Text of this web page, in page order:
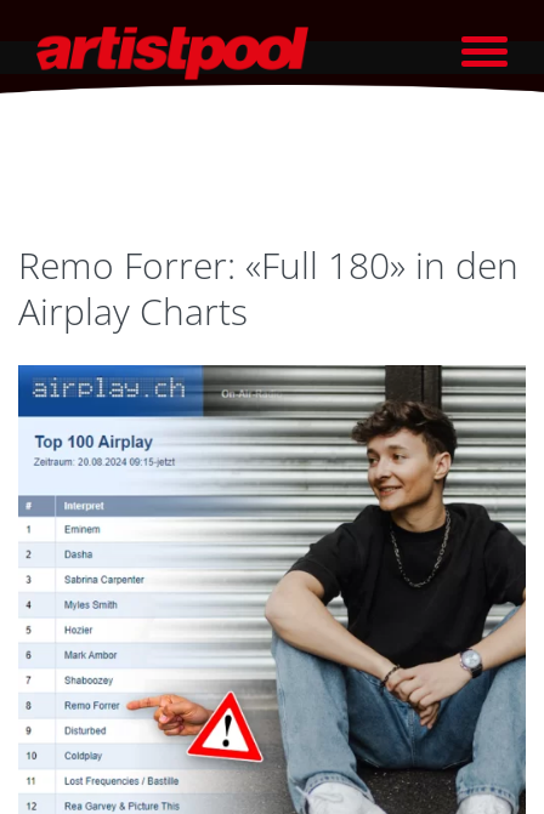
Remo Forrer: «Full 180» in den
Airplay Charts